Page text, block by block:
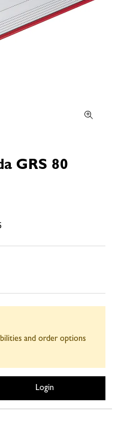
GRS 80
and order options
Login